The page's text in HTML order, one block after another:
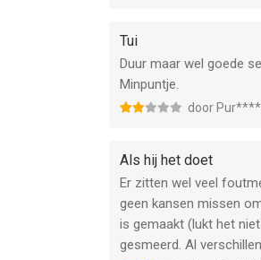
Tui
Duur maar wel goede
Minpuntje.
door
Als hij het doet
Er zitten wel veel
geen kansen missen
is gemaakt (lukt het
gesmeerd. Al